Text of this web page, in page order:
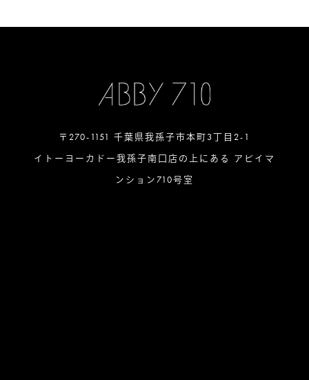
〒270-1151 千葉県我孫子市本町3丁目2-1
イトーヨーカドー我孫子南口店の上にある アビイマ
ンション710号室